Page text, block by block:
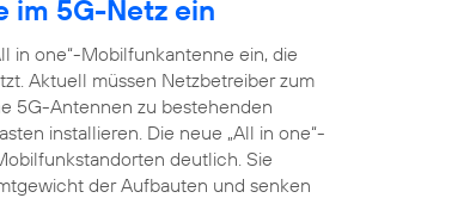
im 5G-Netz ein
in one“-Mobilfunkantenne ein, die
Aktuell müssen Netzbetreiber zum
5G-Antennen zu bestehenden
installieren. Die neue „All in one“-
deutlich. Sie
der Aufbauten und senken